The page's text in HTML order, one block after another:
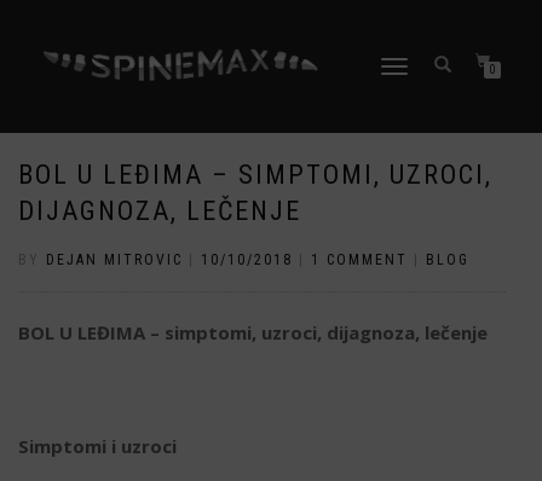
TOGGLE
0
BOL U LEĐIMA – SIMPTOMI, UZROCI,
DIJAGNOZA, LEČENJE
BY DEJAN MITROVIC 10/10/2018 1 COMMENT BLOG
BOL U LEĐIMA – simptomi, uzroci, dijagnoza, lečenje
Simptomi i uzroci